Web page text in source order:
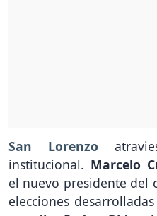
San Lorenzo
institucional. Marcelo
el nuevo presidente del
elecciones